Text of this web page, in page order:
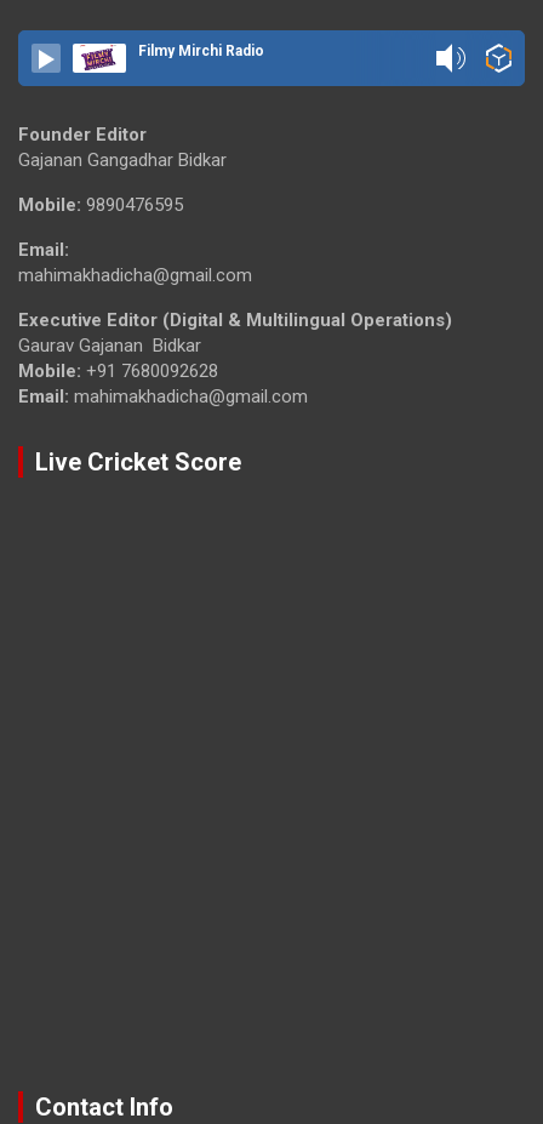
Filmy Mirchi Radio
Founder Editor
Gajanan Gangadhar Bidkar
Mobile: 9890476595
Email:
mahimakhadicha@gmail.com
Executive Editor (Digital & Multilingual Operations)
Gaurav Gajanan Bidkar
Mobile: +91 7680092628
Email: mahimakhadicha@gmail.com
Live Cricket Score
Contact Info